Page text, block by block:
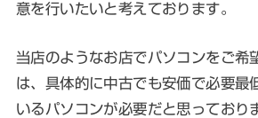
意を行いたいと考えております。
当店のようなお店でパソコンをご希
は、具体的に中古でも安価で必要最
いるパソコンが必要だと思っており